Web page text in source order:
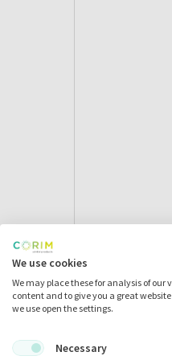
Omschrijving
We use cookies
We may place these for analysis of
content and to give you a great
we use open the settings.
Necessary